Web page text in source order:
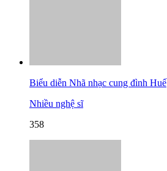
Biểu diễn Nhã nhạc cung đình Huế
Nhiều nghệ sĩ
358